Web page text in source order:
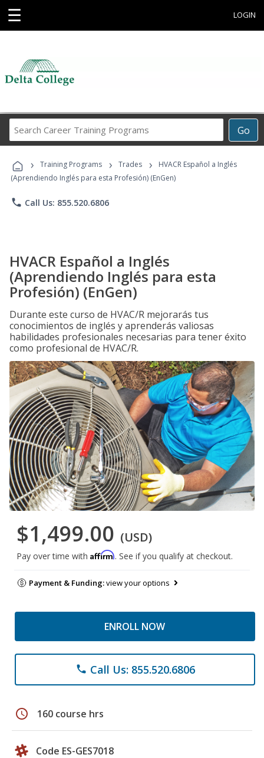
☰ LOGIN
Go
Career
Programs
› Training Programs › Trades ›
HVACR Español a Inglés
(Aprendiendo Inglés para esta Profesión) (EnGen)
phone Call Us: 855.520.6806
HVACR Español a Inglés
(Aprendiendo Inglés para esta
Profesión) (EnGen)
Durante este curso de HVAC/R mejorarás tus
conocimientos de inglés y aprenderás valiosas
habilidades profesionales necesarias para tener éxito
como profesional de HVAC/R.
$1,499.00 (USD)
Pay over time with Affirm. See if you qualify at checkout.
Payment & Funding:view your options
ENROLL NOW
phone Call Us: 855.520.6806
schedule 160 course hrs
Code ES-GES7018